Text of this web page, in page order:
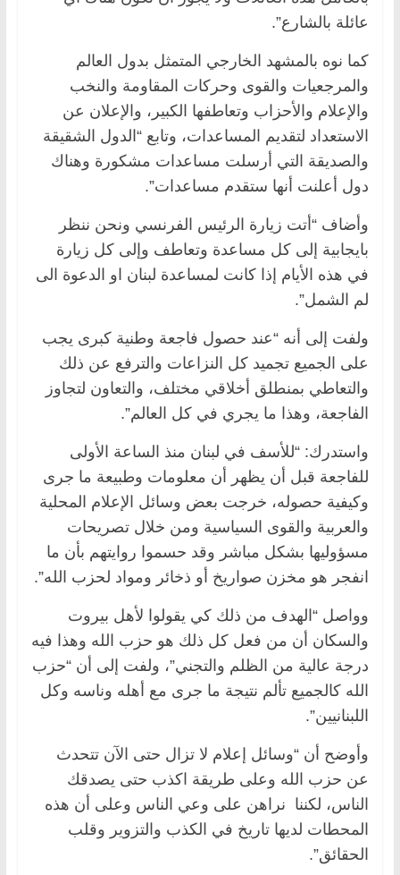
عائلة بالشارع”.
كما نوه بالمشهد الخارجي المتمثل بدول العالم
والمرجعيات والقوى وحركات المقاومة والنخب
والإعلام والأحزاب وتعاطفها الكبير، والإعلان عن
الاستعداد لتقديم المساعدات، وتابع “الدول الشقيقة
والصديقة التي أرسلت مساعدات مشكورة وهناك
دول أعلنت أنها ستقدم مساعدات”.
وأضاف “أتت زيارة الرئيس الفرنسي ونحن ننظر
بايجابية إلى كل مساعدة وتعاطف وإلى كل زيارة
في هذه الأيام إذا كانت لمساعدة لبنان او الدعوة الى
لم الشمل”.
ولفت إلى أنه “عند حصول فاجعة وطنية كبرى يجب
على الجميع تجميد كل النزاعات والترفع عن ذلك
والتعاطي بمنطلق أخلاقي مختلف، والتعاون لتجاوز
الفاجعة، وهذا ما يجري في كل العالم”.
واستدرك: “للأسف في لبنان منذ الساعة الأولى
للفاجعة قبل أن يظهر أن معلومات وطبيعة ما جرى
وكيفية حصوله، خرجت بعض وسائل الإعلام المحلية
والعربية والقوى السياسية ومن خلال تصريحات
مسؤوليها بشكل مباشر وقد حسموا روايتهم بأن ما
انفجر هو مخزن صواريخ أو ذخائر ومواد لحزب الله”.
وواصل “الهدف من ذلك كي يقولوا لأهل بيروت
والسكان أن من فعل كل ذلك هو حزب الله وهذا فيه
درجة عالية من الظلم والتجني”، ولفت إلى أن “حزب
الله كالجميع تألم نتيجة ما جرى مع أهله وناسه وكل
اللبنانيين”.
وأوضح أن “وسائل إعلام لا تزال حتى الآن تتحدث
عن حزب الله وعلى طريقة اكذب حتى يصدقك
الناس، لكننا نراهن على وعي الناس وعلى أن هذه
المحطات لديها تاريخ في الكذب والتزوير وقلب
الحقائق”.